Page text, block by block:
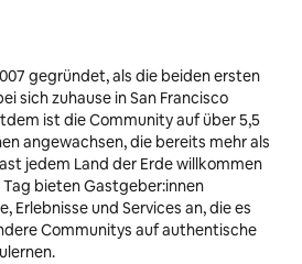
gegründet, als die beiden ersten
sich zuhause in San Francisco
ist die Community auf über 5,5
angewachsen, die bereits mehr als
jedem Land der Erde willkommen
bieten Gastgeber:innen
Erlebnisse und Services an, die es
Communitys auf authentische